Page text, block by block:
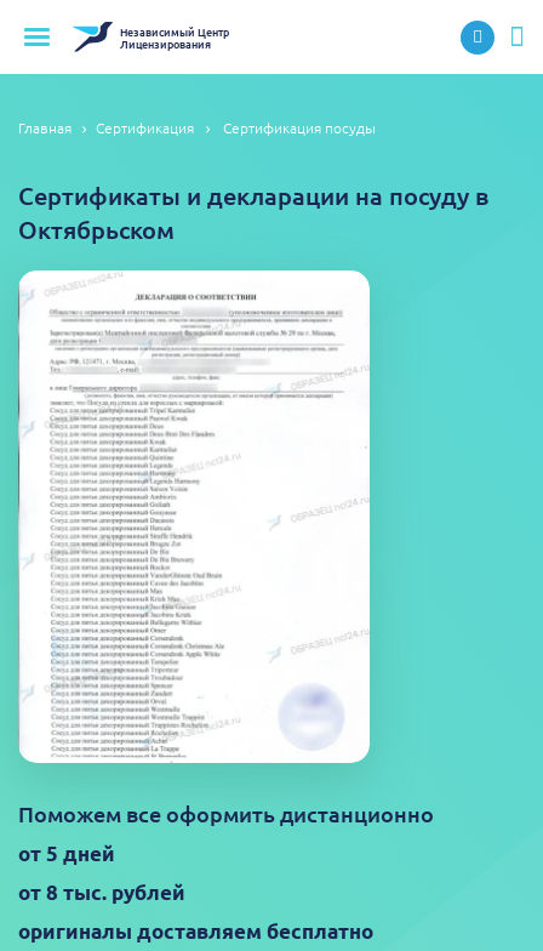
НезависимыйЦентр
Лицензирования
Главная Сертификация Сертификация посуды
Сертификаты и декларации на посуду в
Октябрьском
Поможем все оформить дистанционно
от 5 дней
от 8 тыс. рублей
оригиналы доставляем бесплатно